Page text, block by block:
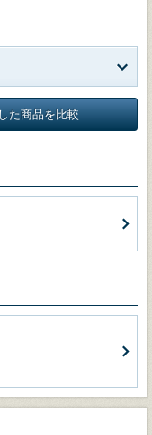
た商品を比較